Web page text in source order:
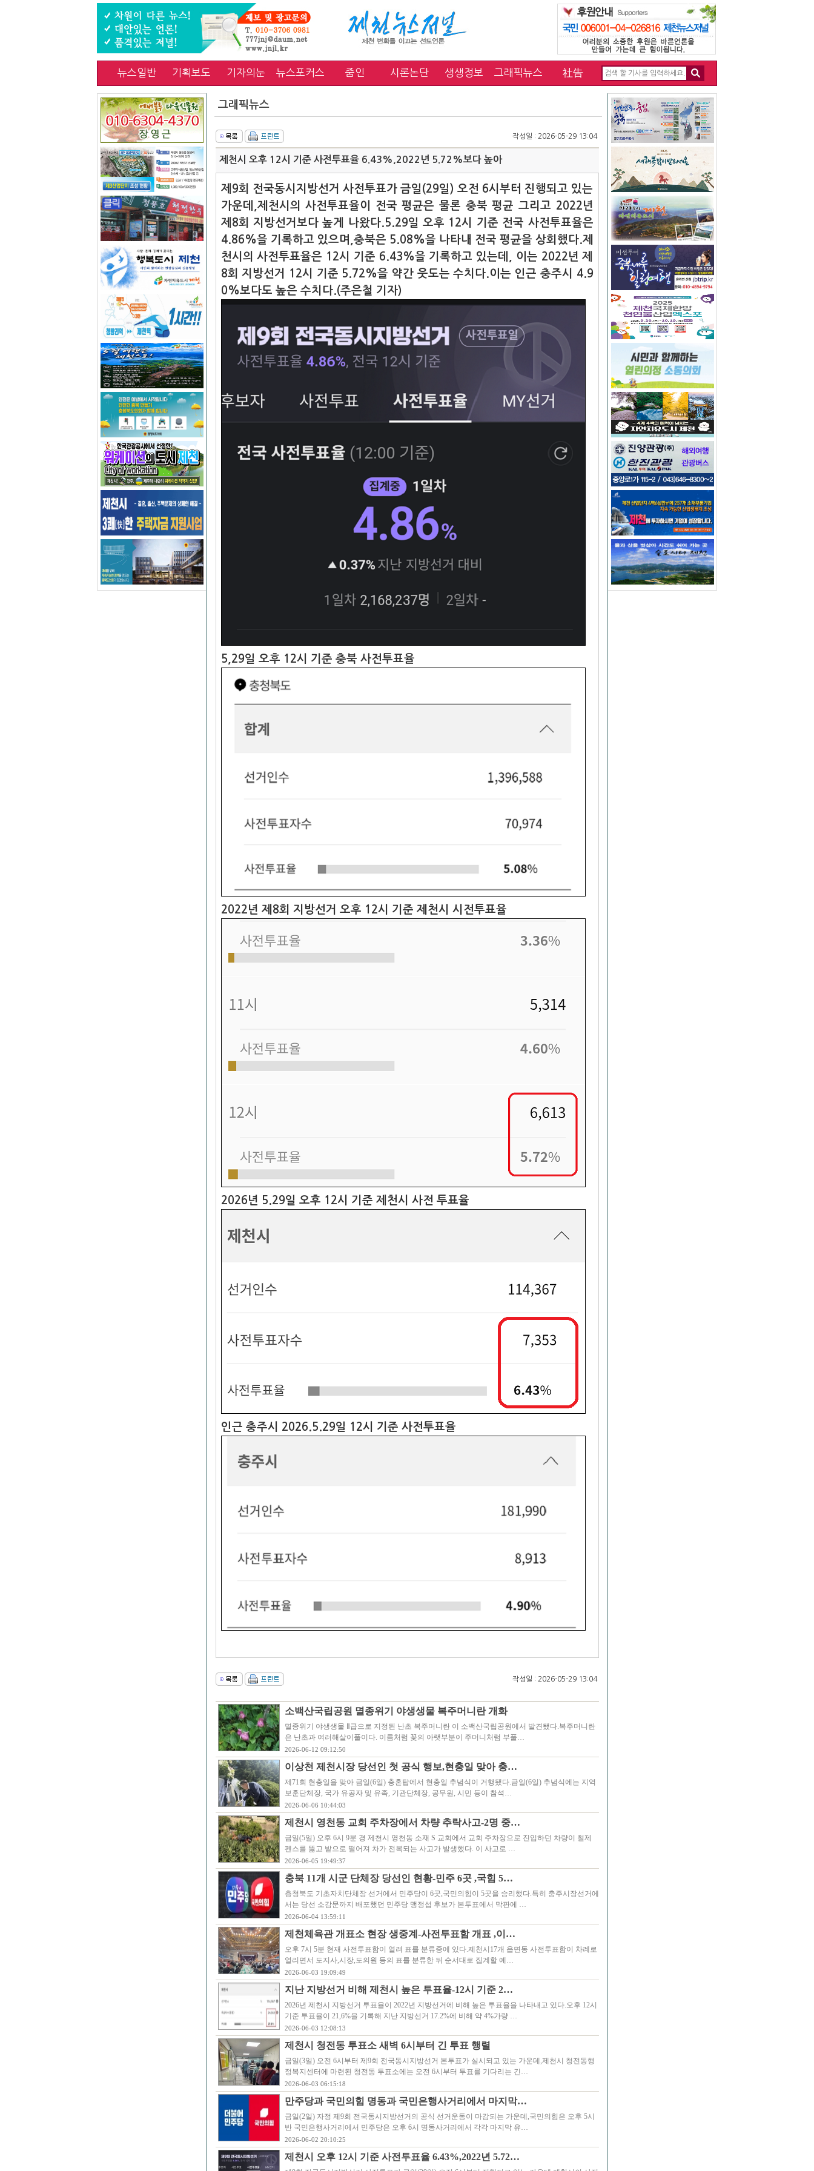
뉴스일반 기획보도 기자의눈 뉴스포커스 줌인 시론논단 생생정보 그래픽뉴스 社告
그래픽뉴스
작성일 : 2026-05-29 13:04
제천시 오후 12시 기준 사전투표율 6.43%,2022년 5.72%보다 높아
제9회 전국동시지방선거 사전투표가 금일(29일) 오전 6시부터 진행되고 있는
가운데,제천시의 사전투표율이 전국 평균은 물론 충북 평균 그리고 2022년
제8회 지방선거보다 높게 나왔다.5.29일 오후 12시 기준 전국 사전투표율은
4.86%을 기록하고 있으며,충북은 5.08%을 나타내 전국 평균을 상회했다.제
천시의 사전투표율은 12시 기준 6.43%을 기록하고 있는데, 이는 2022년 제
8회 지방선거 12시 기준 5.72%을 약간 웃도는 수치다.이는 인근 충주시 4.9
0%보다도 높은 수치다.(주은철 기자)
5,29일 오후 12시 기준 충북 사전투표율
2022년 제8회 지방선거 오후 12시 기준 제천시 시전투표율
2026년 5.29일 오후 12시 기준 제천시 사전 투표율
인근 충주시 2026.5.29일 12시 기준 사전투표율
작성일 : 2026-05-29 13:04
소백산국립공원 멸종위기 야생생물 복주머니란 개화
멸종위기 야생생물 Ⅱ급으로 지정된 난초 복주머니란 이 소백산국립공원에서 발견됐다.복주머니란
은 난초과 여러해살이풀이다. 이름처럼 꽃의 아랫부분이 주머니처럼 부풀…
2026-06-12 09:12:50
이상천 제천시장 당선인 첫 공식 행보,현충일 맞아 충…
제71회 현충일을 맞아 금일(6일) 충혼탑에서 현충일 추념식이 거행됐다.금일(6일) 추념식에는 지역
보훈단체장, 국가 유공자 및 유족, 기관단체장, 공무원, 시민 등이 참석…
2026-06-06 10:44:03
제천시 영천동 교회 주차장에서 차량 추락사고-2명 중…
금일(5일) 오후 6시 9분 경 제천시 영천동 소재 S 교회에서 교회 주차장으로 진입하던 차량이 철제
펜스를 뚫고 밭으로 떨어져 차가 전복되는 사고가 발생했다. 이 사고로 …
2026-06-05 19:49:37
충북 11개 시군 단체장 당선인 현황-민주 6곳 ,국힘 5…
층청북도 기초자치단체장 선거에서 민주당이 6곳,국민의힘이 5곳을 승리했다.특히 충주시장선거에
서는 당선 소감문까지 배포했던 민주당 맹정섭 후보가 본투표에서 막판에 …
2026-06-04 13:59:11
제천체육관 개표소 현장 생중계-사전투표함 개표 ,이…
오후 7시 5분 현재 사전투표함이 열려 표를 분류중에 있다.제천시17개 읍면동 사전투표함이 차례로
열리면서 도지사,시장,도의원 등의 표를 분류한 뒤 순서대로 집계할 예…
2026-06-03 19:09:49
지난 지방선거 비해 제천시 높은 투표율-12시 기준 2…
2026년 제천시 지방선거 투표율이 2022년 지방선거에 비해 높은 투표율을 나타내고 있다.오후 12시
기준 투표율이 21,6%을 기록해 지난 지방선거 17.2%에 비해 약 4%가량 …
2026-06-03 12:08:13
제천시 청전동 투표소 새벽 6시부터 긴 투표 행렬
금일(3일) 오전 6시부터 제9회 전국동시지방선거 본투표가 실시되고 있는 가운데,제천시 청전동행
정복지센터에 마련된 청전동 투표소에는 오전 6시부터 투표를 기다리는 긴…
2026-06-03 06:15:18
만주당과 국민의힘 명동과 국민은행사거리에서 마지막…
금일(2일) 자정 제9회 전국동시지방선거의 공식 선거운동이 마감되는 가운데,국민의힘은 오후 5시
반 국민은행사거리에서 민주당은 오후 6시 명동사거리에서 각각 마지막 유…
2026-06-02 20:10:25
제천시 오후 12시 기준 사전투표율 6.43%,2022년 5.72…